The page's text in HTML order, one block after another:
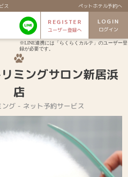
ス ペットホテル予約へ
※LINE連携には「らくらくカルテ」のユーザー登
録が必要です。
REGISTER
ユーザー登録へ
LOGIN
ログイン
ミングサロン新居浜
店
グ - ネット予約サービス